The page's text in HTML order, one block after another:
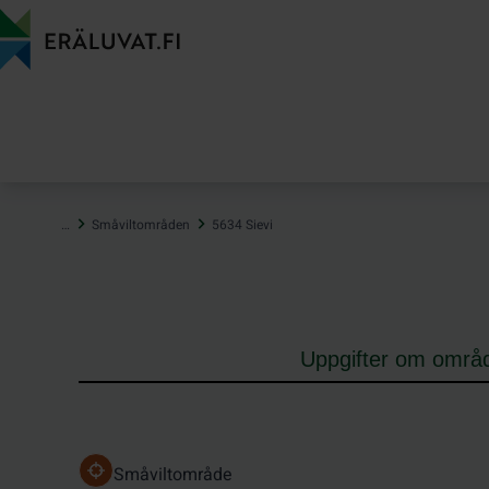
Hoppa
till
innehåll
… Småviltområden 5634 Sievi
Uppgifter om
Småviltområde